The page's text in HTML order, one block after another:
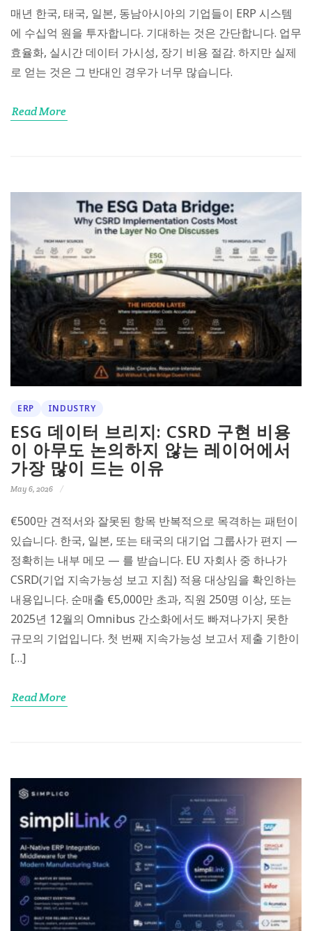
매년 한국, 태국, 일본, 동남아시아의 기업들이 ERP 시스템
에 수십억 원을 투자합니다. 기대하는 것은 간단합니다. 업무
효율화, 실시간 데이터 가시성, 장기 비용 절감. 하지만 실제
로 얻는 것은 그 반대인 경우가 너무 많습니다.
Read More
ERP INDUSTRY
ESG 데이터 브리지: CSRD 구현 비용
이 아무도 논의하지 않는 레이어에서
가장 많이 드는 이유
May 6, 2026
€500만 견적서와 잘못된 항목 반복적으로 목격하는 패턴이
있습니다. 한국, 일본, 또는 태국의 대기업 그룹사가 편지 —
정확히는 내부 메모 — 를 받습니다. EU 자회사 중 하나가
CSRD(기업 지속가능성 보고 지침) 적용 대상임을 확인하는
내용입니다. 순매출 €5,000만 초과, 직원 250명 이상, 또는
2025년 12월의 Omnibus 간소화에서도 빠져나가지 못한
규모의 기업입니다. 첫 번째 지속가능성 보고서 제출 기한이
[…]
Read More